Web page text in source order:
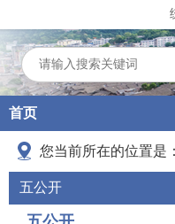
首页
您当前所在的位置是：
五公开